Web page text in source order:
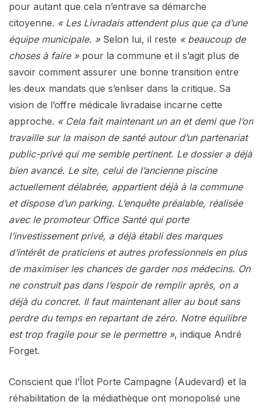
pour autant que cela n’entrave sa démarche
citoyenne. « Les Livradais attendent plus que ça d’une
équipe municipale. » Selon lui, il reste « beaucoup de
choses à faire »pour la commune et il s’agit plus de
savoir comment assurer une bonne transition entre
les deux mandats que s’enliser dans la critique. Sa
vision de l’offre médicale livradaise incarne cette
approche. « Cela fait maintenant un an et demi que l’on
travaille sur la maison de santé autour d’un partenariat
public-privé qui me semble pertinent. Le dossier a déjà
bien avancé. Le site, celui de l’ancienne piscine
actuellement délabrée, appartient déjà à la commune
et dispose d’un parking. L’enquête préalable, réalisée
avec le promoteur Office Santé qui porte
l’investissement privé, a déjà établi des marques
d’intérêt de praticiens et autres professionnels en plus
de maximiser les chances de garder nos médecins. On
ne construit pas dans l’espoir de remplir après, on a
déjà du concret. Il faut maintenant aller au bout sans
perdre du temps en repartant de zéro. Notre équilibre
est trop fragile pour se le permettre », indique André
Forget.
Conscient que l’Îlot Porte Campagne (Audevard) et la
réhabilitation de la médiathèque ont monopolisé une